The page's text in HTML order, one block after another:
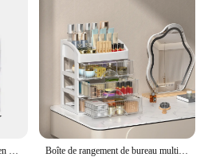
Boîte de rangement cosmétique en plastique, mallette de maquillage, conteneur de bijoux, porte-pinceau, organisateurs Boîte de rangement de bureau multicouche, armoire multicouche, décoration de cheveux, cosmétiques, bijoux